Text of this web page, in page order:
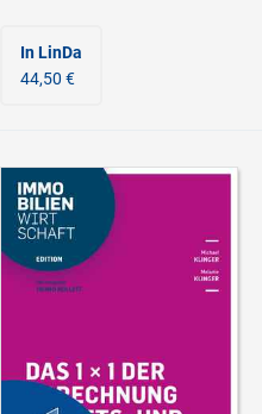
In LinDa
44,50 €